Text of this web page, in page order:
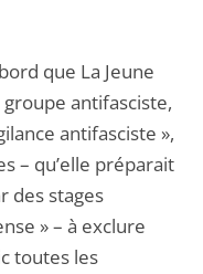
que La Jeune
antifasciste,
antifasciste »,
– qu’elle préparait
des stages
» – à exclure
toutes les